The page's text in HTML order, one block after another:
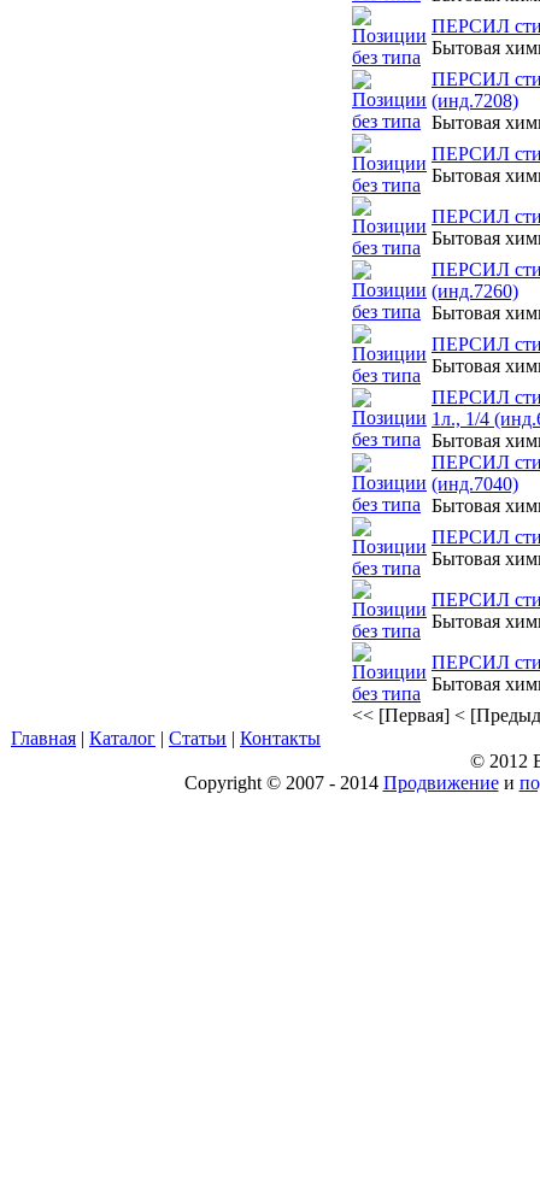
ПЕРСИЛ
Бытовая
ПЕРСИЛ
(инд.7208)
Бытовая
ПЕРСИЛ
Бытовая
ПЕРСИЛ
Бытовая
ПЕРСИЛ
(инд.7260)
Бытовая
ПЕРСИЛ
Бытовая
ПЕРСИЛ
1л., 1/4
Бытовая
ПЕРСИЛ
(инд.7040)
Бытовая
ПЕРСИЛ
Бытовая
ПЕРСИЛ
Бытовая
ПЕРСИЛ
Бытовая
<< [Первая] <
Главная | Каталог | Статьи | Контакты
© 2012
Copyright © 2007 - 2014 Продвижениеи